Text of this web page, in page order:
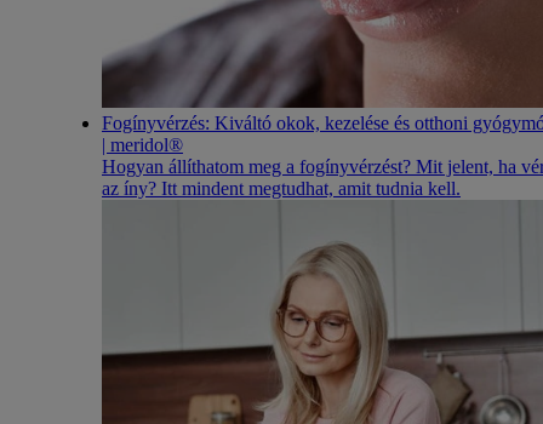
Fogínyvérzés: Kiváltó okok, kezelése és otthoni
| meridol®
Hogyan állíthatom meg a fogínyvérzést? Mit jelent, ha
az íny? Itt mindent megtudhat, amit tudnia kell.